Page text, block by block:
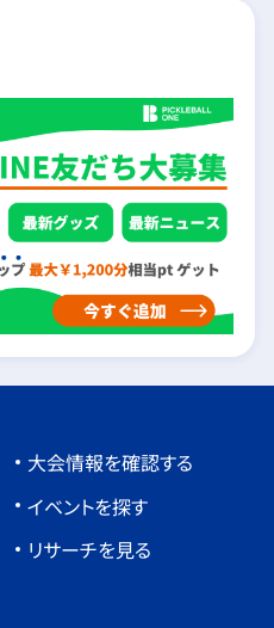
大会情報を確認する
イベントを探す
リサーチを見る